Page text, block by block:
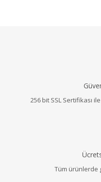
256 bit SSL Sertifikası
Tüm ürünlerde